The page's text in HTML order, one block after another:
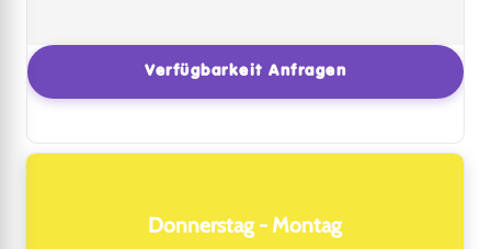
Verfügbarkeit Anfragen
Donnerstag - Montag